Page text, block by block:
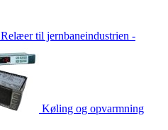
Relæer til jernbaneindustrien -
Køling og opvarmning